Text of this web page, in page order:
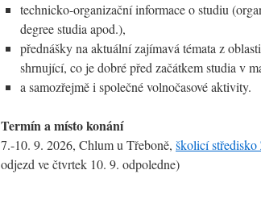
technicko-organizační informace o studiu
degree studia apod.),
přednášky na aktuální zajímavá témata z
shrnující, co je dobré před začátkem studia v
a samozřejmě i společné volnočasové aktivity.
Termín a místo konání
7.-10. 9. 2026, Chlum u Třeboně, školicí středisko
odjezd ve čtvrtek 10. 9. odpoledne)